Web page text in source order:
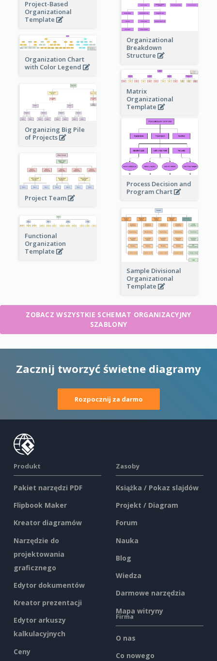
Project-Based
Organizational
Template
Organizational
Breakdown
Structure
Organization Chart
with Color Legend
Matrix
Organizational
Template
Organizing Big Pile
of Projects
Process Decision and
Program Chart
Project Team
Sample Divisional
Organizational
Template
Functional
Organization
Template
ZOBACZ WSZYSTKIE SCHEMAT ORGANIZACYJNY
SZABLONY
Zacznij tworzyć świetne diagramy
Rozpocznij za darmo
Produkt
Pakiet narzędzi PDF
Flipbook Maker
Kreator diagramów
Narzędzie do
projektowania
graficznego
Edytor dokumentów
Kreator prezentacji
Edytor arkuszy
kalkulacyjnych
Ceny
Zasoby
Książka / Pokaz slajdów
Projekt / Diagram
Forum
Nauka
Blog
Wiedza
Darmowe narzędzia
Mapa witryny
Firma
O nas
Co nowego